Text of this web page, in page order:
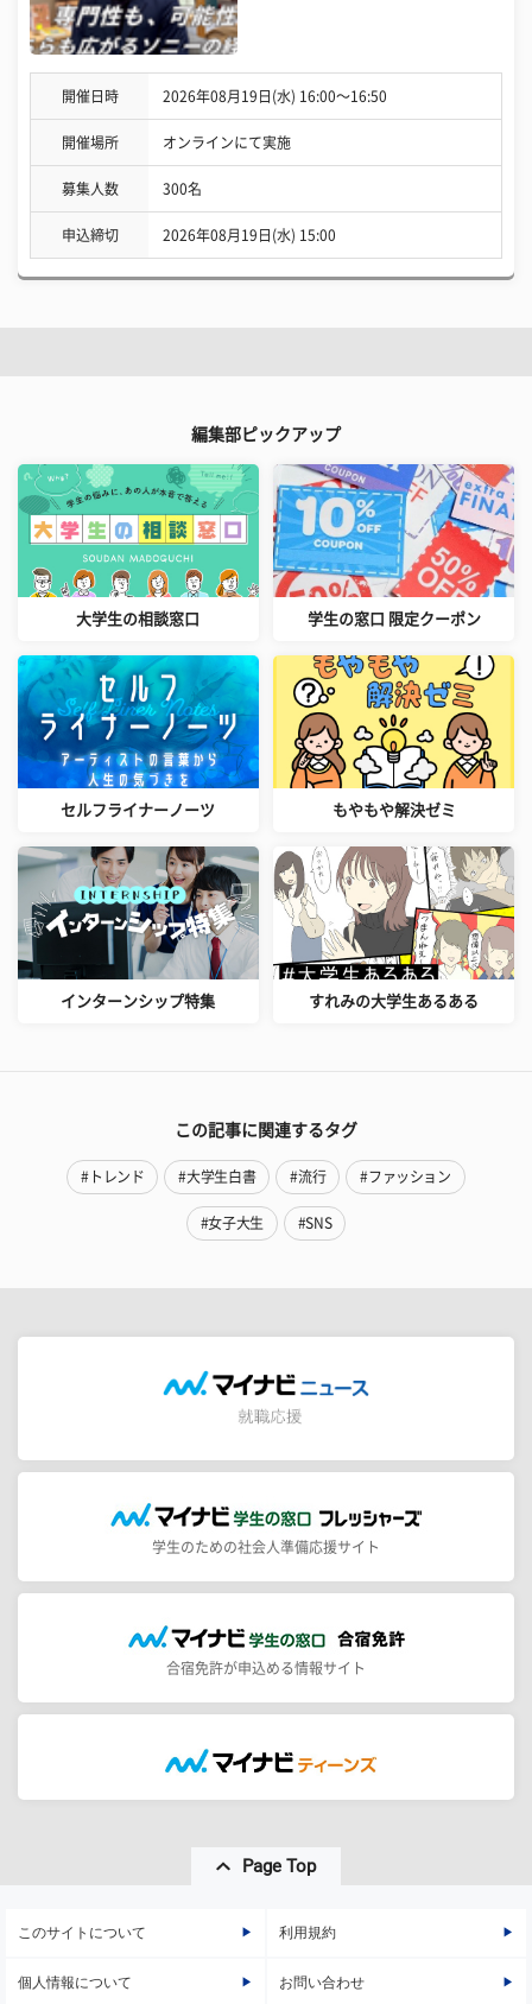
開催日時 2026年08月19日(水) 16:00〜16:50
開催場所 オンラインにて実施
募集人数 300名
申込締切 2026年08月19日(水) 15:00
編集部ピックアップ
大学生の相談窓口 学生の窓口 限定クーポン
セルフライナーノーツ もやもや解決ゼミ
インターンシップ特集 すれみの大学生あるある
この記事に関連するタグ
#トレンド #大学生白書 #流行 #ファッション
#女子大生 #SNS
学生のための社会人準備応援サイト
合宿免許が申込める情報サイト
Page Top
このサイトについて 利用規約
個人情報について お問い合わせ